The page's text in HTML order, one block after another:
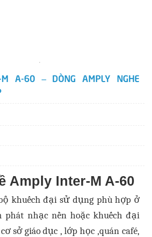
M A-60 – DÒNG AMPLY NGHE
Amply Inter-M A-60
khuếch đại sử dụng phù hợp ở
phát nhạc nền hoặc khuếch đại
sở giáo dục , lớp học ,quán café,